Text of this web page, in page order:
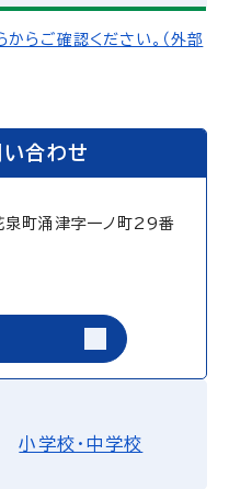
らご確認ください。（外部
合わせ
町涌津字一ノ町29番
小学校・中学校